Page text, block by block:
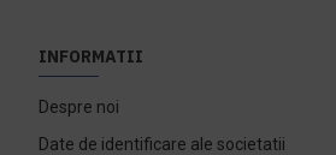
INFORMATII
Despre noi
Date de identificare ale societatii